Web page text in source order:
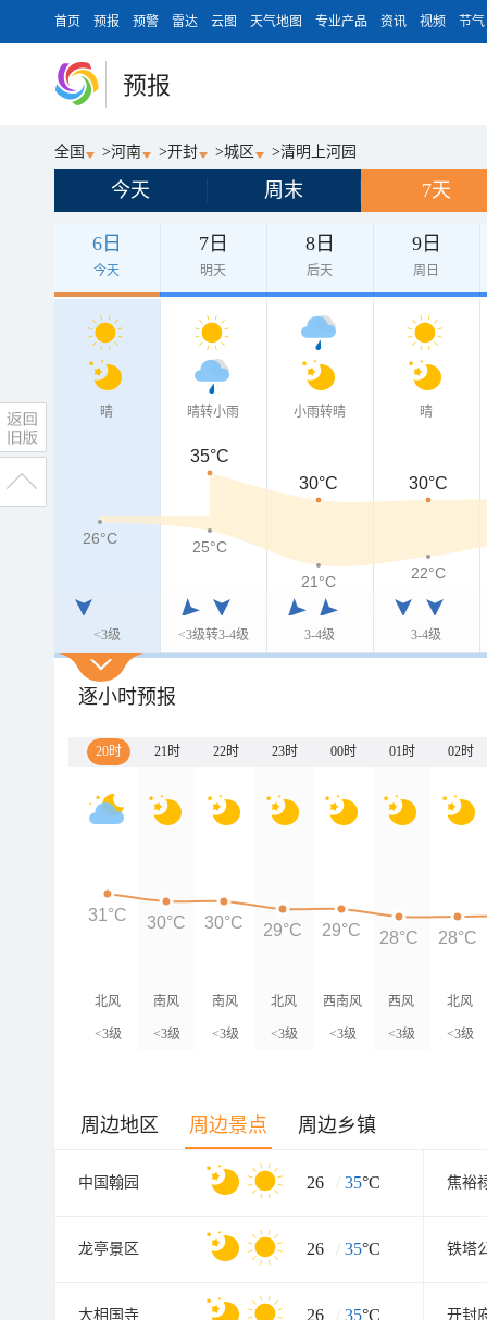
首页 预报 预警 雷达 云图 天气地图 专业产品 资讯 视频 节气
预报
全国 >河南 >开封 >城区 >清明上河园
今天 周末 7天
6日
今天
7日
明天
8日
后天
9日
周日
晴
<3级
晴转小雨
<3级转3-4级
小雨转晴
3-4级
晴
3-4级
35°C
30°C
30°C
26°C
25°C
21°C
22°C
逐小时预报
20时 21时 22时 23时 00时 01时 02时
北风
<3级
南风
<3级
南风
<3级
北风
<3级
西南风
<3级
西风
<3级
北风
<3级
31°C 30°C 30°C 29°C 29°C 28°C 28°C
周边地区 周边景点 周边乡镇
中国翰园 26 / 35°C 焦裕
龙亭景区 26 / 35°C 铁塔
大相国寺 26 / 35°C 开封